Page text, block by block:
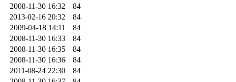
2008-11-30 16:32
84
2013-02-16 20:32
84
2009-04-18 14:11
84
2008-11-30 16:33
84
2008-11-30 16:35
84
2008-11-30 16:36
84
2011-08-24 22:30
84